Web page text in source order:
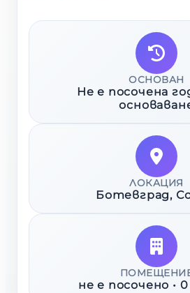
ОСНОВАН
Не е посочена
ЛОКАЦИЯ
Ботевград,
не е посочено • 0